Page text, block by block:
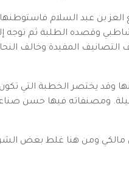
وقصده الطلبة ثم توجه
المفيدة وخالف
وقد يختصر الخطبة التي
ومصنفاته فيها حسن
مالكي ومن هنا غلط بعض